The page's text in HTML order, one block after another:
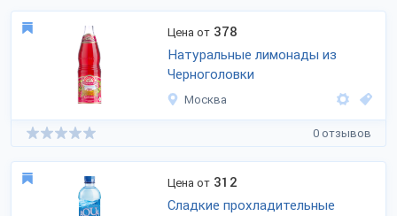
Цена от 378
Натуральные лимонады из
Черноголовки
Москва
0 отзывов
Цена от 312
Сладкие прохладительные